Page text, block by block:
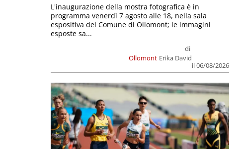
Ollomont
di
Erika David
il 06/08/2026
L'inaugurazione della mostra fotografica è in
programma venerdì 7 agosto alle 18, nella sala
espositiva del Comune di Ollomont; le immagini
esposte sa...